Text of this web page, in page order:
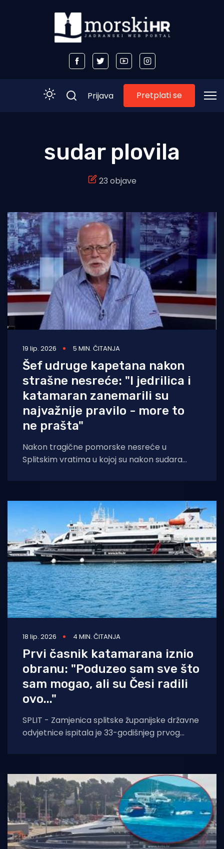
Morski plus
Otoci
Turizam i nautika
Pomorstvo
Ribolov
Ekologija
Tradicija i kultura
Prijava Pretplati se
sudar plovila
23 objave
19 lip. 2026 5 MIN. ČITANJA
Šef udruge kapetana nakon
strašne nesreće: "I jedrilica i
katamaran zanemarili su
najvažnije pravilo - more to
ne prašta"
Nakon tragične pomorske nesreće u
Splitskim vratima u kojoj su nakon sudara
životi, fokus se
18 lip. 2026 4 MIN. ČITANJA
Prvi časnik katamarana iznio
obranu: "Poduzeo sam sve što
sam mogao, ali su Česi radili
ovo..."
SPLIT - Zamjenica splitske županijske državne
odvjetnice ispitala je 33-godišnjeg prvog
sumnjiče za izazivanje teške